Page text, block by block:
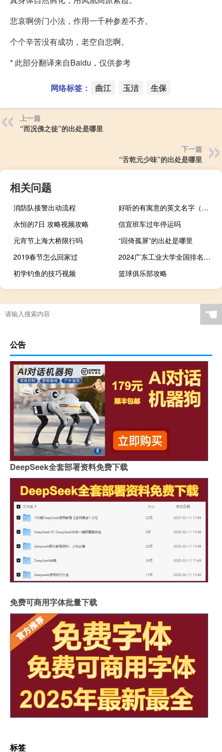
悲哀啊傍门小法，作用一千种参差不齐。
个个辛苦没有成功，老空自悲啊。
* 此部分翻译来自Baidu，仅供参考
网络标签： 曲江 玉洁 生保
上一篇
“而况佛之徒”的出处是哪里
下一篇
“舌乾元少味”的出处是哪里
相关问题
消防队接警出动流程
好听的有寓意的英文名字（有寓意的英文名字）
永恒的7日 攻略视频攻略
信宜班车过年停运吗
元宵节上海大桥限行吗
“回倚孤屏”的出处是哪里
2019春节怎么回家过
2024广东工业大学全国排名多少位
初学钓鱼的技巧视频
篮球俱乐部攻略
☚
公告
DeepSeek全套部署资料免费下载
免费可商用字体批量下载
标签